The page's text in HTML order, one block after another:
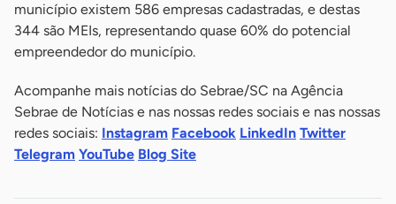
município existem 586 empresas cadastradas, e destas
344 são MEIs, representando quase 60% do potencial
empreendedor do município.
Acompanhe mais notícias do Sebrae/SC na Agência
Sebrae de Notícias e nas nossas redes sociais e nas nossas
redes sociais: Instagram Facebook LinkedIn Twitter
Telegram YouTube Blog Site